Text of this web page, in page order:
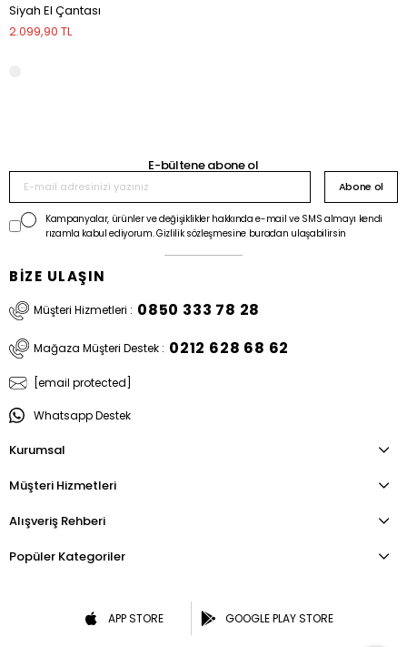
Siyah El Çantası
2.099,90 TL
E-bültene abone ol
Abone ol
Kampanyalar, ürünler ve değişiklikler hakkında e-mail ve SMS almayı kendi
rızamla kabul ediyorum. Gizlilik sözleşmesine buradan ulaşabilirsin
BİZE ULAŞIN
Müşteri Hizmetleri : 0850 333 78 28
Mağaza Müşteri Destek : 0212 628 68 62
[email protected]
Whatsapp Destek
Kurumsal
Müşteri Hizmetleri
Alışveriş Rehberi
Popüler Kategoriler
APP STORE GOOGLE PLAY STORE